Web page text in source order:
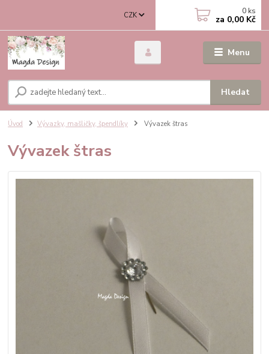
Menu
CZK
Hledat
0 ks
za 0,00 Kč
Úvod Vývazky, mašličky, špendlíky Vývazek štras
Vývazek štras